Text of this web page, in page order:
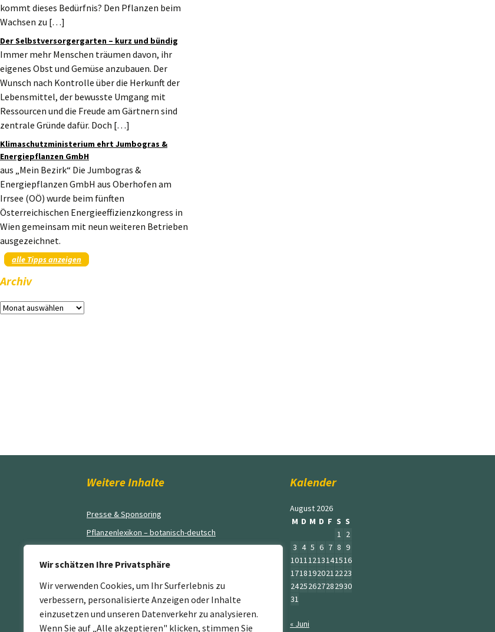
Wir schätzen Ihre Privatsphäre
Wir verwenden Cookies, um Ihr Surferlebnis zu
verbessern, personalisierte Anzeigen oder Inhalte
einzusetzen und unseren Datenverkehr zu analysieren.
Wenn Sie auf „Alle akzeptieren" klicken, stimmen Sie
kommt dieses Bedürfnis? Den Pflanzen beim
Wachsen zu […]
Der Selbstversorgergarten – kurz und bündig
Immer mehr Menschen träumen davon, ihr
eigenes Obst und Gemüse anzubauen. Der
Wunsch nach Kontrolle über die Herkunft der
Lebensmittel, der bewusste Umgang mit
Ressourcen und die Freude am Gärtnern sind
zentrale Gründe dafür. Doch […]
Klimaschutzministerium ehrt Jumbogras &
Energiepflanzen GmbH
aus „Mein Bezirk“ Die Jumbogras &
Energiepflanzen GmbH aus Oberhofen am
Irrsee (OÖ) wurde beim fünften
Österreichischen Energieeffizienzkongress in
Wien gemeinsam mit neun weiteren Betrieben
ausgezeichnet.
alle Tipps anzeigen
Archiv
Archiv
Weitere Inhalte
Presse & Sponsoring
Pflanzenlexikon – botanisch-deutsch
AGB’s
Impressum
Kontakt
Kalender
August 2026
M D M D F S S
1
2
3 4 5 6 7 8 9
1011 1213141516
1718192021 2223
24252627282930
31
« Juni